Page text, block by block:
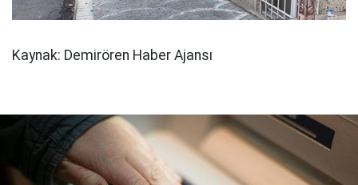
Kaynak: Demirören Haber Ajansı